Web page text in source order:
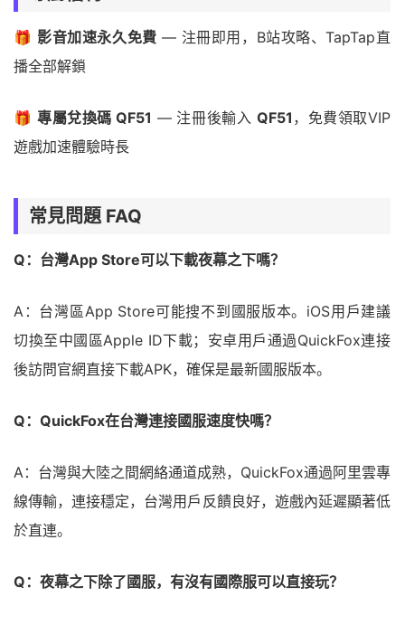
🎁 影音加速永久免費 — 注冊即用，B站攻略、TapTap直
播全部解鎖
🎁專屬兌換碼 QF51 — 注冊後輸入 QF51 ，免費領取VIP
遊戲加速體驗時長
常見問題 FAQ
Q：台灣App Store可以下載夜幕之下嗎？
A：台灣區App Store可能搜不到國服版本。iOS用戶建議
切換至中國區Apple ID下載；安卓用戶通過QuickFox連接
後訪問官網直接下載APK，確保是最新國服版本。
Q：QuickFox在台灣連接國服速度快嗎？
A：台灣與大陸之間網絡通道成熟，QuickFox通過阿里雲專
線傳輸，連接穩定，台灣用戶反饋良好，遊戲內延遲顯著低
於直連。
Q：夜幕之下除了國服，有沒有國際服可以直接玩？